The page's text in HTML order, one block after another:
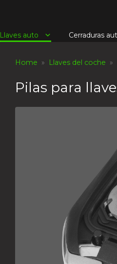
Llaves auto Cerraduras
Home » Llaves del coche »
Pilas para